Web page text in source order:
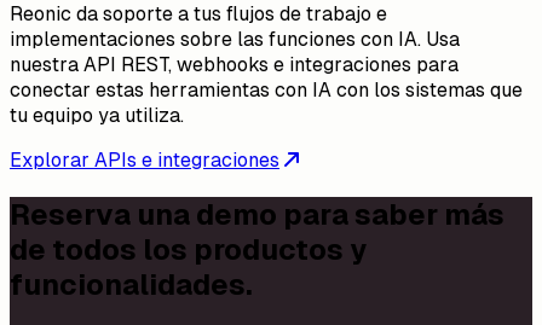
Reonic da soporte a tus flujos de trabajo e
implementaciones sobre las funciones con IA. Usa
nuestra API REST, webhooks e integraciones para
conectar estas herramientas con IA con los sistemas que
tu equipo ya utiliza.
Explorar APIs e integraciones
Reserva una demo para saber más
de todos los productos y
funcionalidades.